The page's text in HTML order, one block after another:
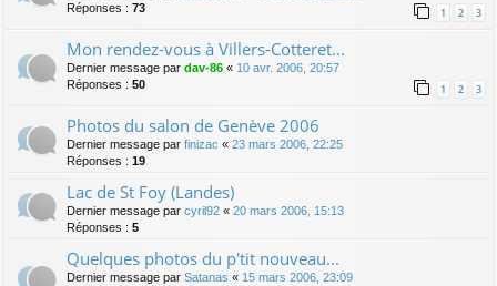
Réponses : 73 1 2 3
Mon rendez-vous à Villers-Cotteret...
Dernier message par dav-86 « 10 avr. 2006, 20:57
Réponses : 50 1 2 3
Photos du salon de Genève 2006
Dernier message par finizac « 23 mars 2006, 22:25
Réponses : 19
Lac de St Foy (Landes)
Dernier message par cyril92 « 20 mars 2006, 15:13
Réponses : 5
Quelques photos du p'tit nouveau...
Dernier message par Satanas « 15 mars 2006, 23:09